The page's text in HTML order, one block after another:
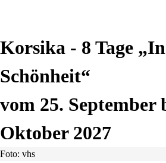
Korsika - 8 Tage
Schönheit“
vom 25. September
Oktober 2027
Foto: vhs